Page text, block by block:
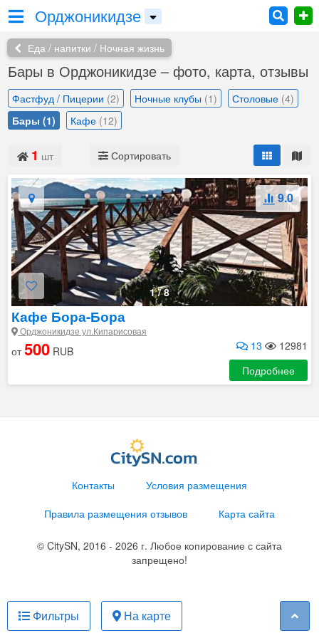
Орджоникидзе
Еда / напитки / Ночная жизнь
Бары в Орджоникидзе – фото, карта, отзывы
Фастфуд / Пицерии (2) Ночные клубы (1) Столовые (4)
Бары (1) Кафе (12)
1 шт Сортировать
1/8
9.0
Кафе Бора-Бора
Орджоникидзе ул.Кипарисовая
13 12981
от500 RUB
Подробнее
Фильтры На карте
Контакты
Условия размещения
Правила размещения отзывов
Карта сайта
© CitySN, 2016 - 2026 г. Любое копирование с сайта
запрещено!